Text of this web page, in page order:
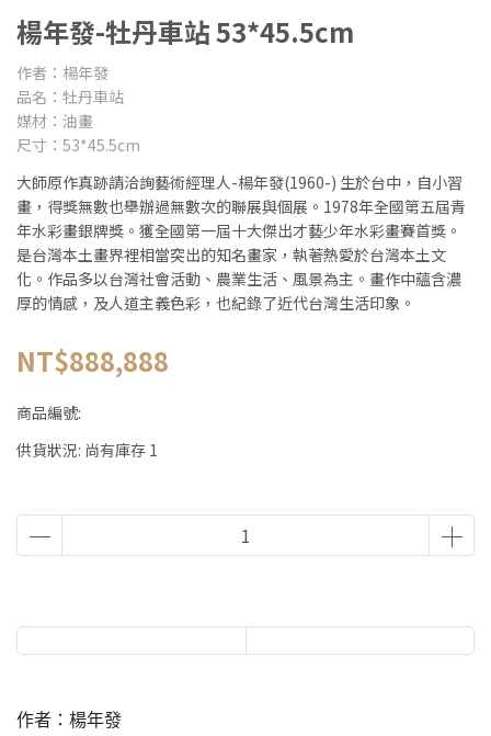
楊年發-牡丹車站 53*45.5cm
作者：楊年發
品名：牡丹車站
媒材：油畫
尺寸：53*45.5cm
大師原作真跡請洽詢藝術經理人-楊年發(1960-) 生於台中，自小習
畫，得獎無數也舉辦過無數次的聯展與個展。1978年全國第五屆青
年水彩畫銀牌獎。獲全國第一屆十大傑出才藝少年水彩畫賽首獎。
是台灣本土畫界裡相當突出的知名畫家，執著熱愛於台灣本土文
化。作品多以台灣社會活動、農業生活、風景為主。畫作中蘊含濃
厚的情感，及人道主義色彩，也紀錄了近代台灣生活印象。
NT$888,888
商品編號:
供貨狀況: 尚有庫存 1
作者：楊年發